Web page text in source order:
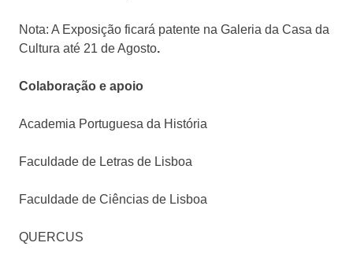
Nota: A Exposição ficará patente na Galeria da Casa da
Cultura até 21 de Agosto.
Colaboração e apoio
Academia Portuguesa da História
Faculdade de Letras de Lisboa
Faculdade de Ciências de Lisboa
QUERCUS